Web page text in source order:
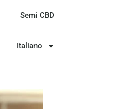
Semi CBD
Italiano